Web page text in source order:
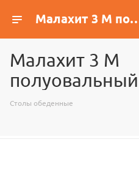
Малахит 3 М
Малахит 3 М
полуовальный
Столы обеденные